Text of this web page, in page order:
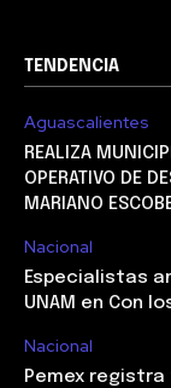
TENDENCIA
Aguascalientes
REALIZA
OPERATIVO DE
MARIANO
Nacional
Especialistas
UNAM en Con
Nacional
Pemex